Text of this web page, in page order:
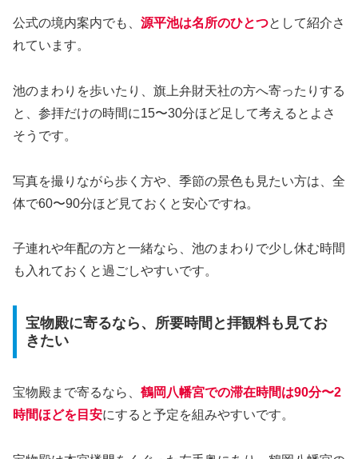
公式の境内案内でも、 源平池は名所のひとつとして紹介さ
れています。
池のまわりを歩いたり、旗上弁財天社の方へ寄ったりする
と、参拝だけの時間に15〜30分ほど足して考えるとよさ
そうです。
写真を撮りながら歩く方や、季節の景色も見たい方は、全
体で60〜90分ほど見ておくと安心ですね。
子連れや年配の方と一緒なら、池のまわりで少し休む時間
も入れておくと過ごしやすいです。
宝物殿に寄るなら、所要時間と拝観料も見てお
きたい
宝物殿まで寄るなら、 鶴岡八幡宮での滞在時間は90分〜2
時間ほどを目安にすると予定を組みやすいです。